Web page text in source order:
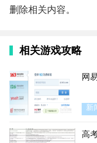
删除相关内容。
相关游戏攻略
网
新
高